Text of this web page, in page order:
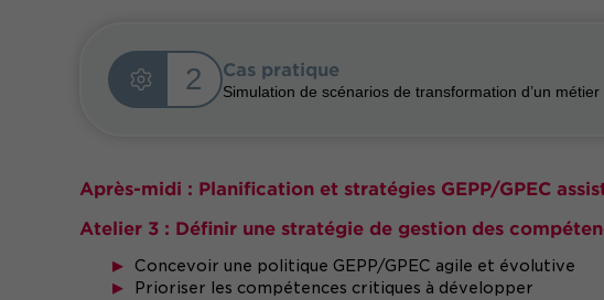
2 Cas pratique
Simulation de scénarios de transformation d’un métier
Après-midi : Planification et stratégies GEPP/GPEC
Atelier 3 : Définir une stratégie de gestion des
Concevoir une politique GEPP/GPEC agile et évolutive
Prioriser les compétences critiques à développer